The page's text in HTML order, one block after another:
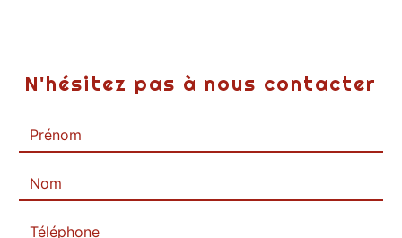
N'hésitez pas à nous contacter